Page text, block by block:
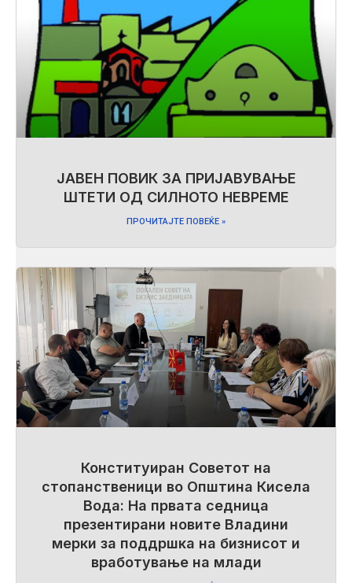
ЈАВЕН ПОВИК ЗА ПРИЈАВУВАЊЕ
ШТЕТИ ОД СИЛНОТО НЕВРЕМЕ
ПРОЧИТАЈТЕ ПОВЕЌЕ »
Конституиран Советот на
стопанственици во Општина Кисела
Вода: На првата седница
презентирани новите Владини
мерки за поддршка на бизнисот и
вработување на млади